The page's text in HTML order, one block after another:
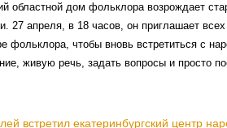
областной дом фольклора возрождает
27 апреля, в 18 часов, он приглашает
фольклора, чтобы вновь встретиться с
живую речь, задать вопросы и просто
встретил екатеринбургский центр